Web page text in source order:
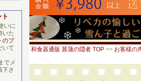
和食器通販 菖蒲の隠者 TOP >> お客様の
いに
いた
のプ
いて
でメ
下さ